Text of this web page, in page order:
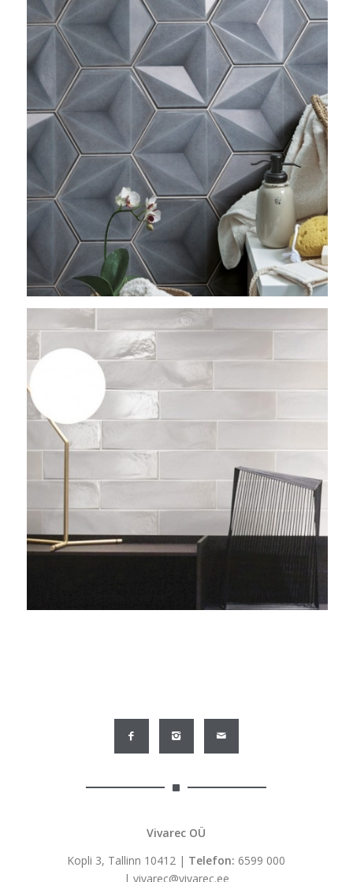
Vivarec OÜ
Kopli 3, Tallinn 10412 | Telefon: 6599 000
| vivarec@vivarec.ee